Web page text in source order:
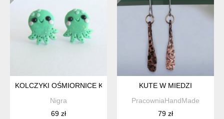
KOLCZYKI OŚMIORNICE KAWAII TURKUSOWE NA SZTYFTACH
Nigra
69 zł
KUTE W MIEDZI
PracowniaHandMade
79 zł